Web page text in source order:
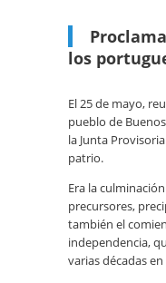
los
El 25 de mayo,
pueblo de
la Junta
patrio.
Era la
precursores,
también el
independencia,
varias décadas